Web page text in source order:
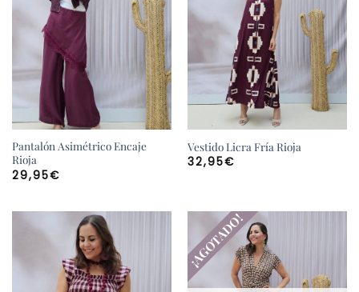
Pantalón Asimétrico Encaje
Rioja
29,95€
Vestido Licra Fría Rioja
32,95€
¡AGOTADO!